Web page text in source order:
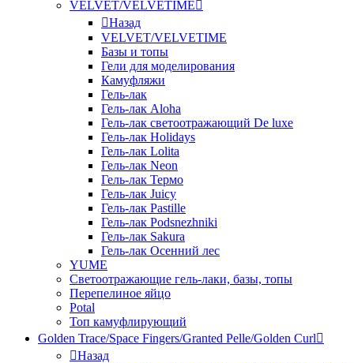
VELVET/VELVETIME
Назад
VELVET/VELVETIME
Базы и топы
Гели для моделирования
Камуфляжи
Гель-лак
Гель-лак Aloha
Гель-лак светоотражающий De luxe
Гель-лак Holidays
Гель-лак Lolita
Гель-лак Neon
Гель-лак Термо
Гель-лак Juicy
Гель-лак Pastille
Гель-лак Podsnezhniki
Гель-лак Sakura
Гель-лак Осенний лес
YUME
Светоотражающие гель-лаки, базы, топы
Перепелиное яйцо
Potal
Топ камуфлирующий
Golden Trace/Space Fingers/Granted Pelle/Golden Curl
Назад